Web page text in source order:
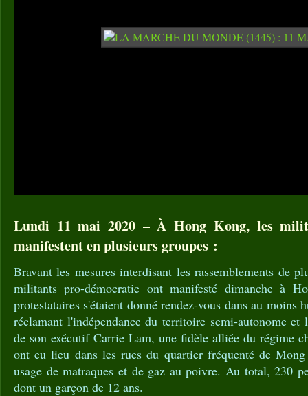
Lundi 11 mai 2020 – À Hong Kong, les
manifestent en plusieurs groupes :
Bravant les mesures interdisant les rassemblements de
militants pro-démocratie ont manifesté dimanche à
protestataires s'étaient donné rendez-vous dans au moins
réclamant l'indépendance du territoire semi-autonome
de son exécutif Carrie Lam, une fidèle alliée du régime
ont eu lieu dans les rues du quartier fréquenté de
usage de matraques et de gaz au poivre. Au total, 230
dont un garçon de 12 ans.